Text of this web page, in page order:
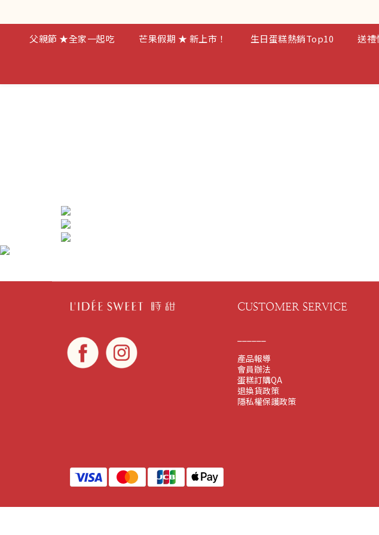
父親節 ★全家一起吃 芒果假期 ★ 新上市！ 生日蛋糕熱銷Top10 送禮
CUSTOMER SERVICE
產品報導
會員辦法
蛋糕訂購QA
退換貨政策
隱私權保護政策